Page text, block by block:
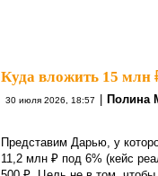
Куда вложить 15 млн
30 июля 2026, 18:57 Полина
Представим Дарью, у
11,2 млн ₽ под 6% (кейс